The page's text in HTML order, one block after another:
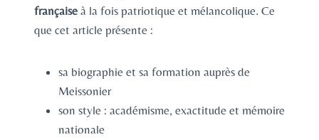
française à la fois patriotique et mélancolique. Ce
que cet article présente :
sa biographie et sa formation auprès de
Meissonier
son style : académisme, exactitude et mémoire
nationale